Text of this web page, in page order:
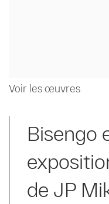
Voir les œuvres
Bisengo
de JP